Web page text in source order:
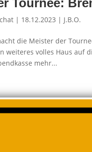
| 18.12.2023 | J.B.O.
die Meister der
weiteres volles Haus auf
mehr...